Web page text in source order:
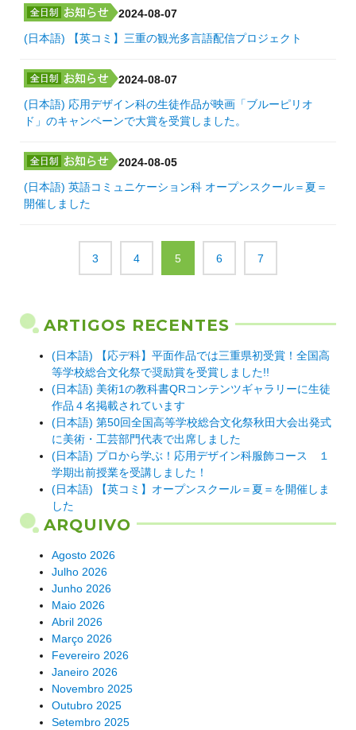
2024-08-07
(日本語) 【英コミ】三重の観光多言語配信プロジェクト
2024-08-07
(日本語) 応用デザイン科の生徒作品が映画「ブルーピリオ
ド」のキャンペーンで大賞を受賞しました。
2024-08-05
(日本語) 英語コミュニケーション科 オープンスクール＝夏＝
開催しました
3 4 5 6 7
ARTIGOS RECENTES
(日本語) 【応デ科】平面作品では三重県初受賞！全国高
等学校総合文化祭で奨励賞を受賞しました!!
(日本語) 美術1の教科書QRコンテンツギャラリーに生徒
作品４名掲載されています
(日本語) 第50回全国高等学校総合文化祭秋田大会出発式
に美術・工芸部門代表で出席しました
(日本語) プロから学ぶ！応用デザイン科服飾コース １
学期出前授業を受講しました！
(日本語) 【英コミ】オープンスクール＝夏＝を開催しま
した
ARQUIVO
Agosto 2026
Julho 2026
Junho 2026
Maio 2026
Abril 2026
Março 2026
Fevereiro 2026
Janeiro 2026
Novembro 2025
Outubro 2025
Setembro 2025